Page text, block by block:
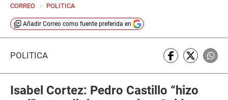
CORREO > POLITICA
Añadir Correo como fuente preferida en
POLÍTICA
Isabel Cortez: Pedro Castillo “hizo